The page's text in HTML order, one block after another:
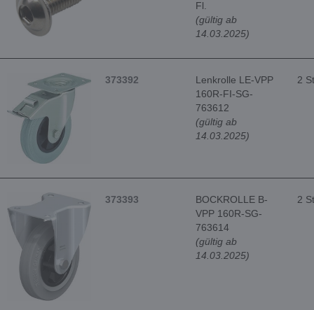
Fl.
(gültig ab
14.03.2025)
373392
Lenkrolle LE-VPP
160R-FI-SG-
763612
(gültig ab
14.03.2025)
2
373393
BOCKROLLE B-
VPP 160R-SG-
763614
(gültig ab
14.03.2025)
2